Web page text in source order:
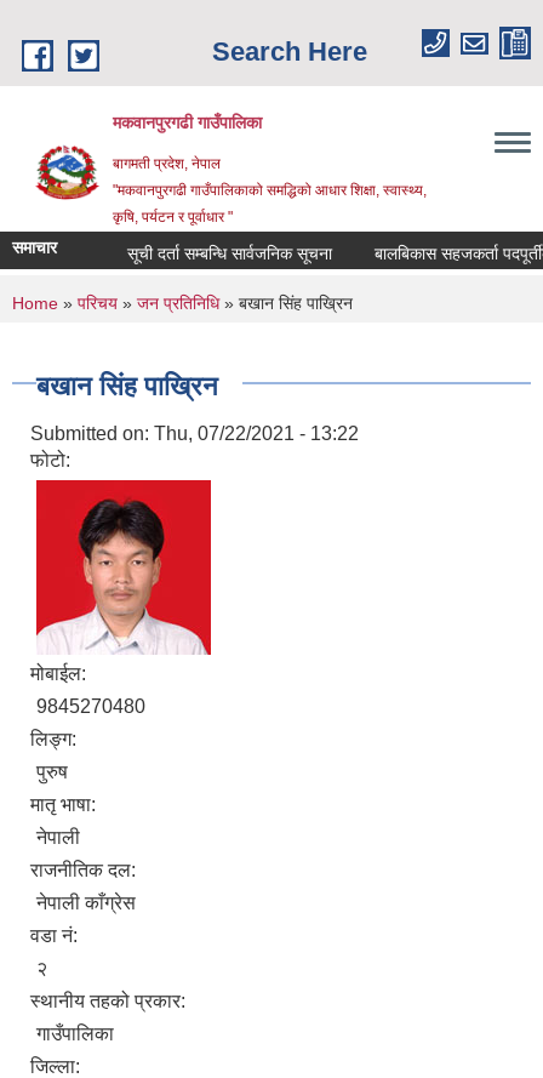
Search Here
मकवानपुरगढी गाउँपालिका
बागमती प्रदेश, नेपाल
"मकवानपुरगढी गाउँपालिकाको समद्धिको आधार शिक्षा, स्‍वास्‍थ्‍य,
कृषि, पर्यटन र पूर्वाधार "
समाचार सूची दर्ता सम्बन्धि सार्वजनिक सूचना बालबिकास सहजकर्ता पदपूर्तीका
You are here
Home » परिचय » जन प्रतिनिधि» बखान सिंह पाख्रिन
बखान सिंह पाख्रिन
Submitted on: Thu, 07/22/2021 - 13:22
फोटो:
मोबाईल:
9845270480
लिङ्ग:
पुरुष
मातृ भाषा:
नेपाली
राजनीतिक दल:
नेपाली काँग्रेस
वडा नं:
२
स्थानीय तहको प्रकार:
गाउँपालिका
जिल्ला: